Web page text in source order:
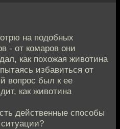
на подобных
- от комаров они
как похожая животина
избавиться от
вопрос был к ее
как животина
действенные способы